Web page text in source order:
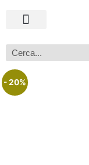
- 20%